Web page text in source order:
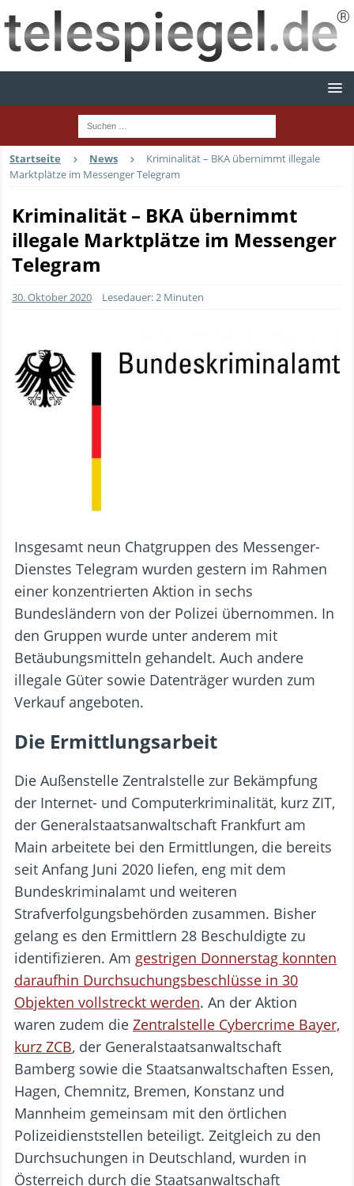
Startseite News
Kriminalität – BKA übernimmt illegale
Marktplätze im Messenger Telegram
Kriminalität – BKA übernimmt
illegale Marktplätze im Messenger
Telegram
30. Oktober 2020 Lesedauer: 2 Minuten
Insgesamt neun Chatgruppen des Messenger-
Dienstes Telegram wurden gestern im Rahmen
einer konzentrierten Aktion in sechs
Bundesländern von der Polizei übernommen. In
den Gruppen wurde unter anderem mit
Betäubungsmitteln gehandelt. Auch andere
illegale Güter sowie Datenträger wurden zum
Verkauf angeboten.
Die Ermittlungsarbeit
Die Außenstelle Zentralstelle zur Bekämpfung
der Internet- und Computerkriminalität, kurz ZIT,
der Generalstaatsanwaltschaft Frankfurt am
Main arbeitete bei den Ermittlungen, die bereits
seit Anfang Juni 2020 liefen, eng mit dem
Bundeskriminalamt und weiteren
Strafverfolgungsbehörden zusammen. Bisher
gelang es den Ermittlern 28 Beschuldigte zu
identifizieren. Am gestrigen Donnerstag konnten
daraufhin Durchsuchungsbeschlüsse in 30
Objekten vollstreckt werden. An der Aktion
waren zudem die Zentralstelle Cybercrime Bayer,
kurz ZCB, der Generalstaatsanwaltschaft
Bamberg sowie die Staatsanwaltschaften Essen,
Hagen, Chemnitz, Bremen, Konstanz und
Mannheim gemeinsam mit den örtlichen
Polizeidienststellen beteiligt. Zeitgleich zu den
Durchsuchungen in Deutschland, wurden in
Österreich durch die Staatsanwaltschaft